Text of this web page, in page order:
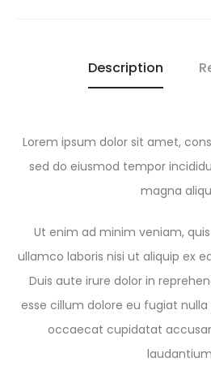
Description
Lorem ipsum dolor sit amet,
sed do eiusmod tempor
magna
Ut enim ad minim veniam,
ullamco laboris nisi ut aliquip ex
Duis aute irure dolor in
esse cillum dolore eu fugiat
occaecat cupidatat